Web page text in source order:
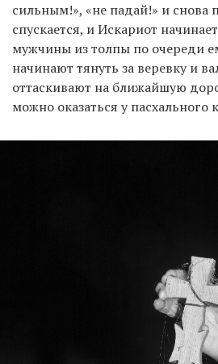
сильным!», «не падай!» и снова
спускается, и Искариот
мужчины из толпы по очереди
начинают тянуть за веревку и
оттаскивают на ближайшую
можно оказаться у пасхального